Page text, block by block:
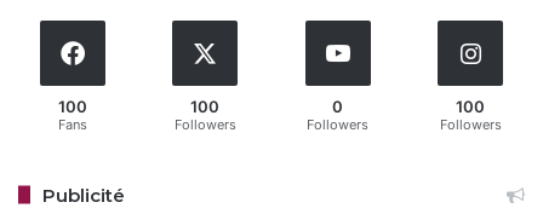
100
Fans
100
Followers
0
Followers
100
Followers
Publicité